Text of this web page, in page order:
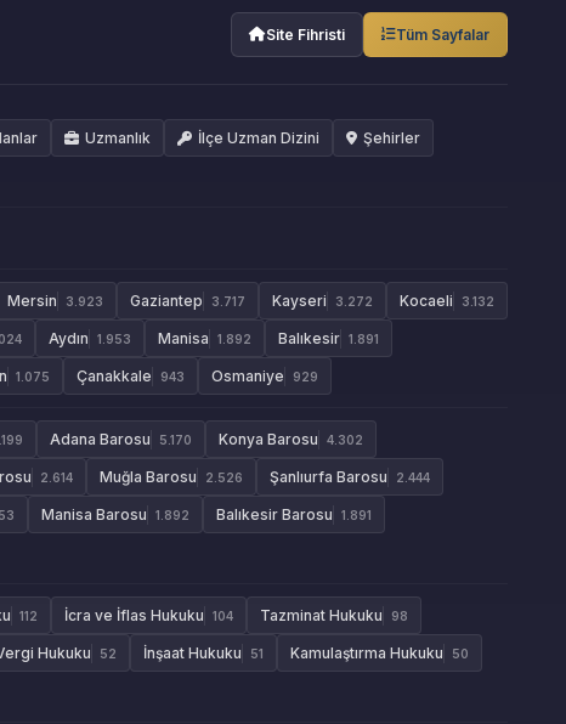
Site Fihristi Tüm Sayfalar
Uzmanlık İlçe Uzman Dizini Şehirler
Mersin 3.923 Gaziantep 3.717 Kayseri 3.272 Kocaeli 3.132
Aydın 1.953 Manisa 1.892 Balıkesir 1.891
1.075 Çanakkale 943 Osmaniye 929
Adana Barosu 5.170 Konya Barosu 4.302
2.614 Muğla Barosu 2.526 Şanlıurfa Barosu 2.444
Manisa Barosu 1.892 Balıkesir Barosu 1.891
112 İcra ve İflas Hukuku 104 Tazminat Hukuku 98
Hukuku 52 İnşaat Hukuku 51 Kamulaştırma Hukuku 50